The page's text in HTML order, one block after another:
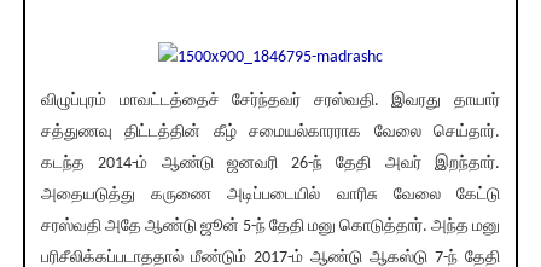
விழுப்புரம் மாவட்டத்தைச் சேர்ந்தவர் சரஸ்வதி. இவரது தாயார்
சத்துணவு திட்டத்தின் கீழ் சமையல்காரராக வேலை செய்தார்.
கடந்த 2014-ம் ஆண்டு ஜனவரி 26-ந் தேதி அவர் இறந்தார்.
அதையடுத்து கருணை அடிப்படையில் வாரிசு வேலை கேட்டு
சரஸ்வதி அதே ஆண்டு ஜூன் 5-ந் தேதி மனு கொடுத்தார். அந்த மனு
பரிசீலிக்கப்படாததால் மீண்டும் 2017-ம் ஆண்டு ஆகஸ்டு 7-ந் தேதி